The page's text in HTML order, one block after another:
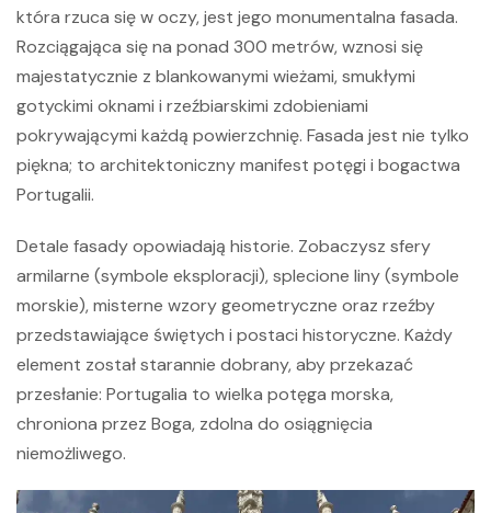
która rzuca się w oczy, jest jego monumentalna fasada.
Rozciągająca się na ponad 300 metrów, wznosi się
majestatycznie z blankowanymi wieżami, smukłymi
gotyckimi oknami i rzeźbiarskimi zdobieniami
pokrywającymi każdą powierzchnię. Fasada jest nie tylko
piękna; to architektoniczny manifest potęgi i bogactwa
Portugalii.
Detale fasady opowiadają historie. Zobaczysz sfery
armilarne (symbole eksploracji), splecione liny (symbole
morskie), misterne wzory geometryczne oraz rzeźby
przedstawiające świętych i postaci historyczne. Każdy
element został starannie dobrany, aby przekazać
przesłanie: Portugalia to wielka potęga morska,
chroniona przez Boga, zdolna do osiągnięcia
niemożliwego.